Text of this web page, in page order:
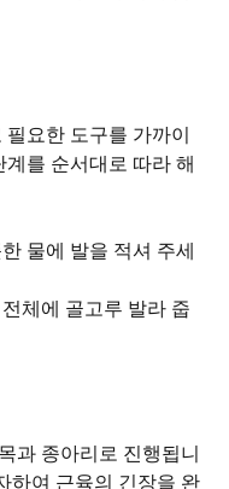
요한 도구를 가까이
를 순서대로 따라 해
물에 발을 적셔 주세
체에 골고루 발라 줍
과 종아리로 진행됩니
하여 근육의 긴장을 완